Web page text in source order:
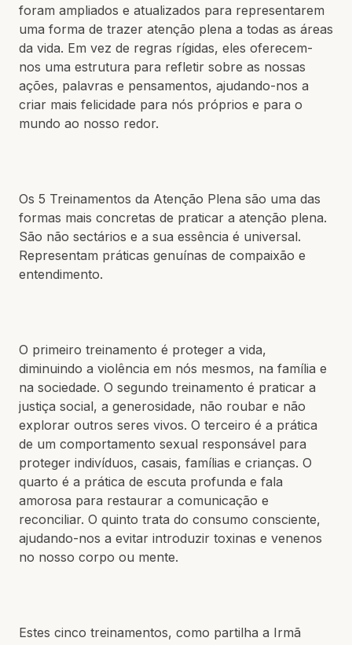
foram ampliados e atualizados para representarem
uma forma de trazer atenção plena a todas as áreas
da vida. Em vez de regras rígidas, eles oferecem-
nos uma estrutura para refletir sobre as nossas
ações, palavras e pensamentos, ajudando-nos a
criar mais felicidade para nós próprios e para o
mundo ao nosso redor.
Os 5 Treinamentos da Atenção Plena são uma das
formas mais concretas de praticar a atenção plena.
São não sectários e a sua essência é universal.
Representam práticas genuínas de compaixão e
entendimento.
O primeiro treinamento é proteger a vida,
diminuindo a violência em nós mesmos, na família e
na sociedade. O segundo treinamento é praticar a
justiça social, a generosidade, não roubar e não
explorar outros seres vivos. O terceiro é a prática
de um comportamento sexual responsável para
proteger indivíduos, casais, famílias e crianças. O
quarto é a prática de escuta profunda e fala
amorosa para restaurar a comunicação e
reconciliar. O quinto trata do consumo consciente,
ajudando-nos a evitar introduzir toxinas e venenos
no nosso corpo ou mente.
Estes cinco treinamentos, como partilha a Irmã